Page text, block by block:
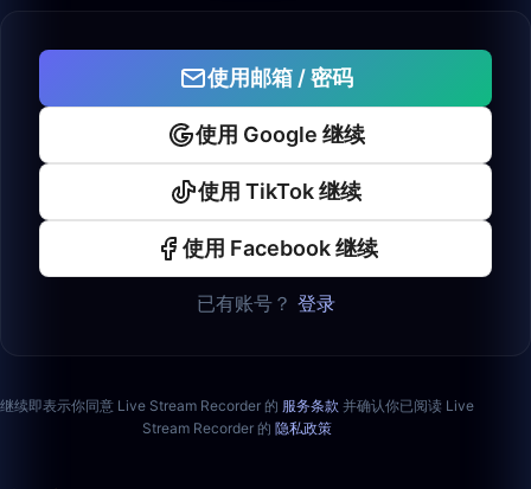
使用邮箱 / 密码
使用 Google 继续
使用 TikTok 继续
使用 Facebook 继续
已有账号？ 登录
继续即表示你同意 Live Stream Recorder 的 服务条款 并确认你已阅读 Live
Stream Recorder 的 隐私政策